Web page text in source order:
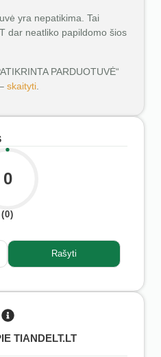
yra nepatikima. Tai
dar neatliko papildomo šios
PARDUOTUVĖ“
skaityti
0
(0)
Rašyti
TIANDELT.LT